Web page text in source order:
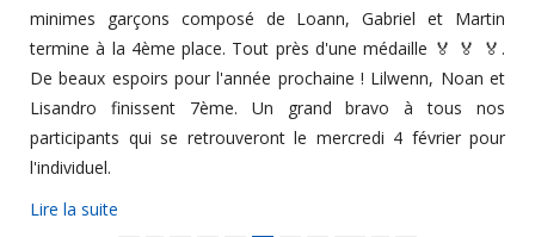
minimes garçons composé de Loann, Gabriel et Martin
termine à la 4ème place. Tout près d'une médaille 🏅 🏅 🏅.
De beaux espoirs pour l'année prochaine ! Lilwenn, Noan et
Lisandro finissent 7ème. Un grand bravo à tous nos
participants qui se retrouveront le mercredi 4 février pour
l'individuel.
Lire la suite